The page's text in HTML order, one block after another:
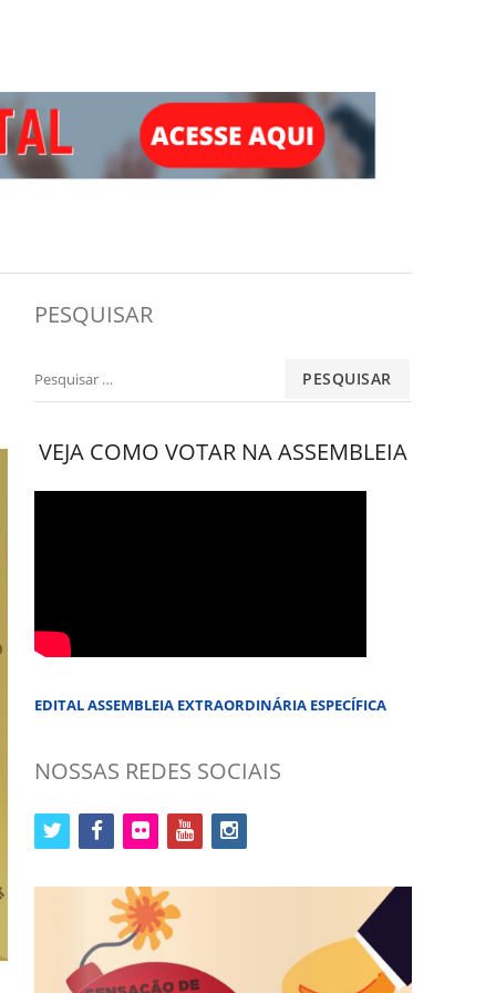
PESQUISAR
Pesquisar
VEJA COMO VOTAR NA ASSEMBLEIA
EDITAL ASSEMBLEIA EXTRAORDINÁRIA ESPECÍFICA
NOSSAS REDES SOCIAIS
twitterfacebook flickr youtube